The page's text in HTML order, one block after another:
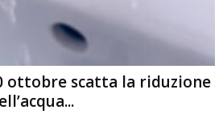
ottobre scatta la riduzione